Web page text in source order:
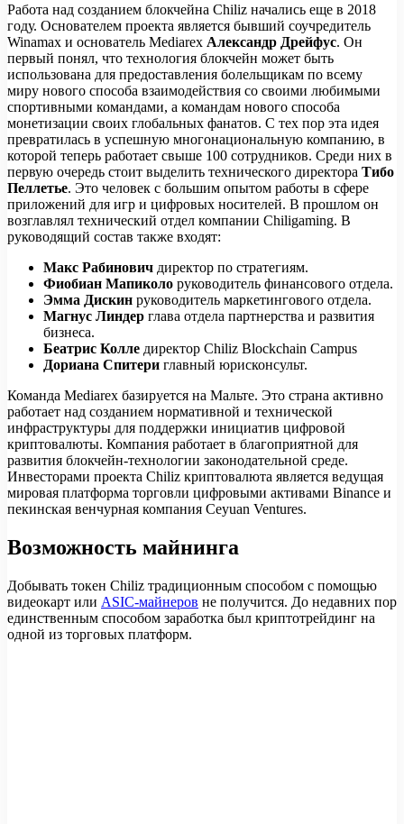
Работа над созданием блокчейна Chiliz начались еще в 2018
году. Основателем проекта является бывший соучредитель
Winamax и основатель Mediarex Александр Дрейфус. Он
первый понял, что технология блокчейн может быть
использована для предоставления болельщикам по всему
миру нового способа взаимодействия со своими любимыми
спортивными командами, а командам нового способа
монетизации своих глобальных фанатов. С тех пор эта идея
превратилась в успешную многонациональную компанию, в
которой теперь работает свыше 100 сотрудников. Среди них в
первую очередь стоит выделить технического директора Тибо
Пеллетье. Это человек с большим опытом работы в сфере
приложений для игр и цифровых носителей. В прошлом он
возглавлял технический отдел компании Chiligaming. В
руководящий состав также входят:
Макс Рабинович директор по стратегиям.
Фиобиан Мапиколо руководитель финансового отдела.
Эмма Дискин руководитель маркетингового отдела.
Магнус Линдер глава отдела партнерства и развития
бизнеса.
Беатрис Колле директор Chiliz Blockchain Campus
Дориана Спитери главный юрисконсульт.
Команда Mediarex базируется на Мальте. Это страна активно
работает над созданием нормативной и технической
инфраструктуры для поддержки инициатив цифровой
криптовалюты. Компания работает в благоприятной для
развития блокчейн-технологии законодательной среде.
Инвесторами проекта Сhiliz криптовалюта является ведущая
мировая платформа торговли цифровыми активами Binance и
пекинская венчурная компания Ceyuan Ventures.
Возможность майнинга
Добывать токен Сhiliz традиционным способом с помощью
видеокарт или ASIC-майнеров не получится. До недавних пор
единственным способом заработка был криптотрейдинг на
одной из торговых платформ.